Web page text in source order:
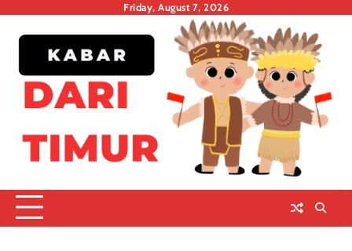
Friday, August 7, 2026